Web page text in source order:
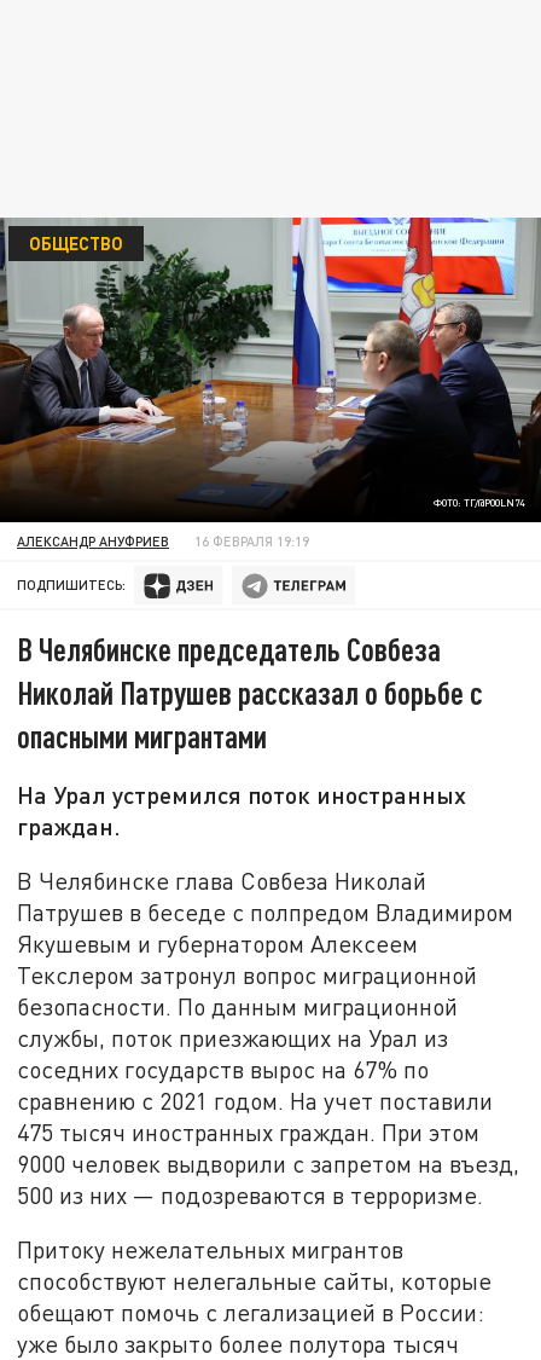
ФОТО: ТГ/@POOLN74
ОБЩЕСТВО
АЛЕКСАНДР АНУФРИЕВ 16 ФЕВРАЛЯ 19:19
ПОДПИШИТЕСЬ:
В Челябинске председатель Совбеза
Николай Патрушев рассказал о борьбе с
опасными мигрантами
На Урал устремился поток иностранных
граждан.
В Челябинске глава Совбеза Николай
Патрушев в беседе с полпредом Владимиром
Якушевым и губернатором Алексеем
Текслером затронул вопрос миграционной
безопасности. По данным миграционной
службы, поток приезжающих на Урал из
соседних государств вырос на 67% по
сравнению с 2021 годом. На учет поставили
475 тысяч иностранных граждан. При этом
9000 человек выдворили с запретом на въезд,
500 из них — подозреваются в терроризме.
Притоку нежелательных мигрантов
способствуют нелегальные сайты, которые
обещают помочь с легализацией в России:
уже было закрыто более полутора тысяч